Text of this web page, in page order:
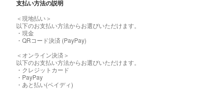
支払い方法の説明
＜現地払い＞
以下のお支払い方法からお選びいただけます。
・現金
・QRコード決済 (PayPay)
＜オンライン決済＞
以下のお支払い方法からお選びいただけます。
・クレジットカード
・PayPay
・あと払い(ペイディ)